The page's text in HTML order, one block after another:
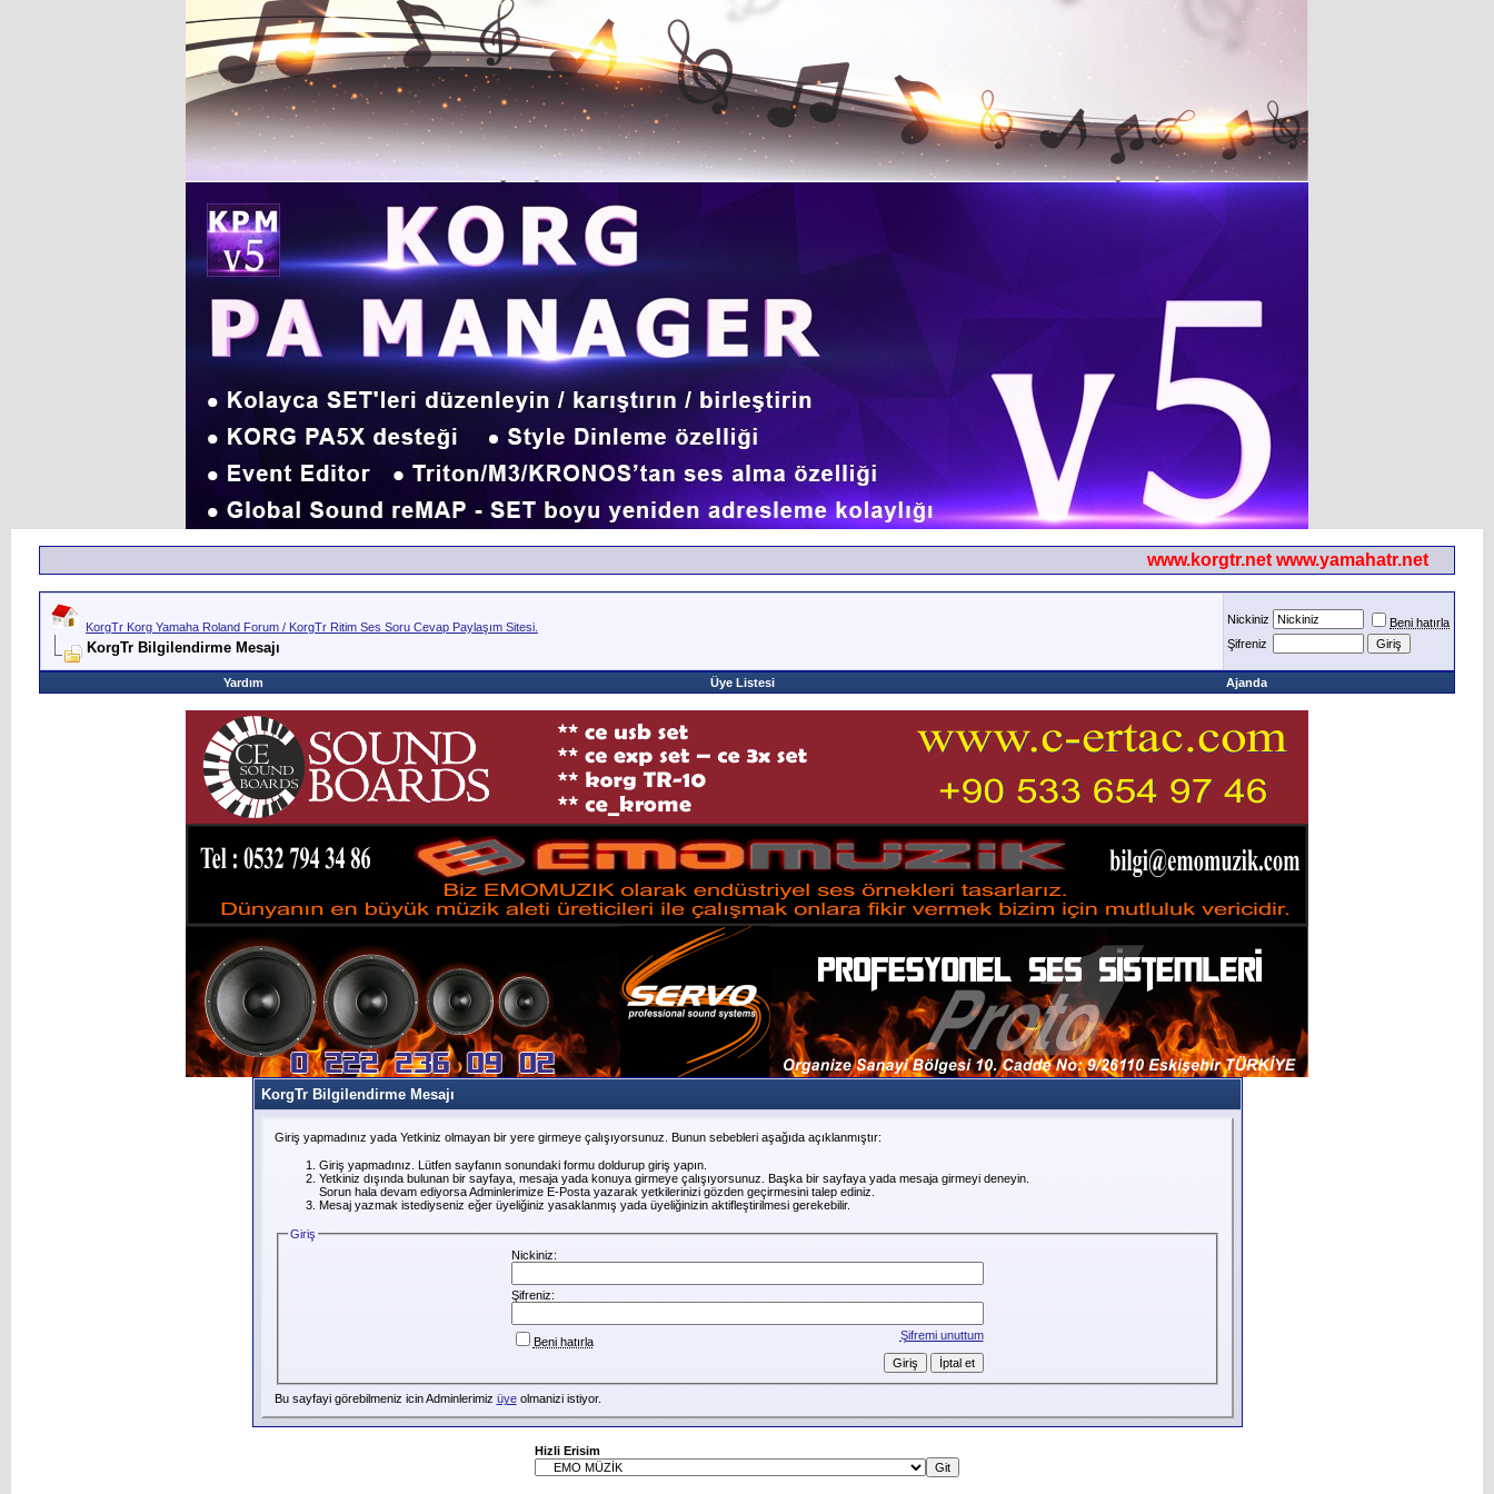
www.korgtr.net www.yamahatr.net
KorgTr Korg Yamaha Roland Forum / KorgTr Ritim Ses Soru Cevap Paylaşım Sitesi.
KorgTr Bilgilendirme Mesajı
Nickiniz
Beni hatırla
Şifreniz
Yardım Üye Listesi Ajanda
KorgTr Bilgilendirme Mesajı
Giriş yapmadınız yada Yetkiniz olmayan bir yere girmeye çalışıyorsunuz. Bunun sebebleri aşağıda açıklanmıştır:
Giriş yapmadınız. Lütfen sayfanın sonundaki formu doldurup giriş yapın.
Yetkiniz dışında bulunan bir sayfaya, mesaja yada konuya girmeye çalışıyorsunuz. Başka bir sayfaya yada mesaja girmeyi deneyin.
Sorun hala devam ediyorsa Adminlerimize E-Posta yazarak yetkilerinizi gözden geçirmesini talep ediniz.
Mesaj yazmak istediyseniz eğer üyeliğiniz yasaklanmış yada üyeliğinizin aktifleştirilmesi gerekebilir.
Giriş
Nickiniz:
Şifreniz:
Şifremi unuttum
Beni hatırla
Bu sayfayi görebilmeniz icin Adminlerimiz üyeolmanizi istiyor.
Hizli Erisim